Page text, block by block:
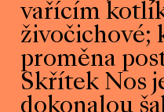
vařícím
živočichové;
proměna
Skřítek Nos
dokonalou